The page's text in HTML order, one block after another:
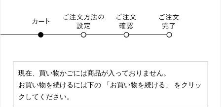
現在、買い物かごには商品が入っておりません。
お買い物を続けるには下の 「お買い物を続ける」 をクリッ
クしてください。